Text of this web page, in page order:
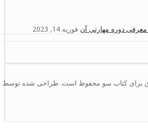
دوره مهارتی آن فوریه 14, 2023
برای کتاب سو محفوظ است. طراحی شده